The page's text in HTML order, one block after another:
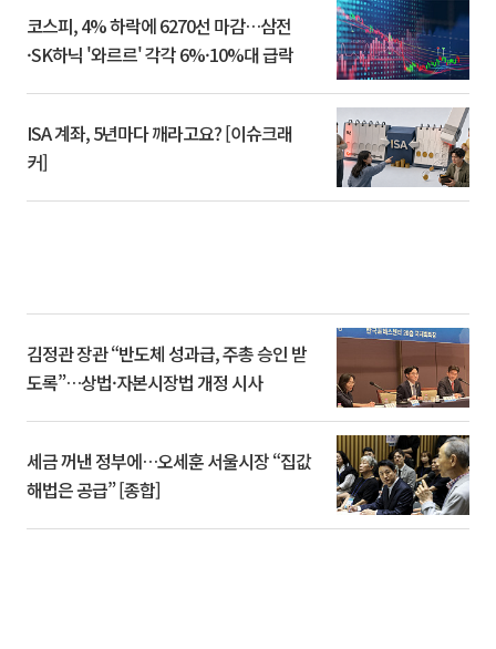
코스피, 4% 하락에 6270선 마감…삼전
·SK하닉 '와르르' 각각 6%·10%대 급락
ISA 계좌, 5년마다 깨라고요? [이슈크래
커]
김정관 장관 “반도체 성과급, 주총 승인 받
도록”…상법·자본시장법 개정 시사
세금 꺼낸 정부에…오세훈 서울시장 “집값
해법은 공급” [종합]